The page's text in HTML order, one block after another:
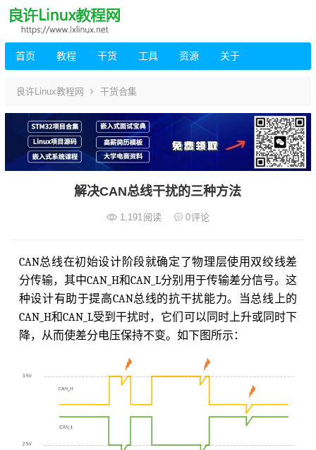
首页 教程 干货 工具 资源 关于
良许Linux教程网 干货合集
解决CAN总线干扰的三种方法
1,191 阅读 0评论
CAN总线在初始设计阶段就确定了物理层使用双绞线差
分传输，其中CAN_H和CAN_L分别用于传输差分信号。这
种设计有助于提高CAN总线的抗干扰能力。当总线上的
CAN_H和CAN_L受到干扰时，它们可以同时上升或同时下
降，从而使差分电压保持不变。如下图所示：